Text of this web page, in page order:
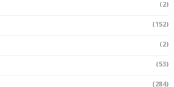
(2)
(152)
(2)
(53)
(284)